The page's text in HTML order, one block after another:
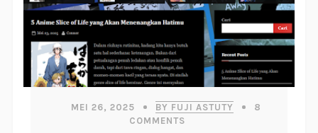
MEI 26, 2025 BY FUJI ASTUTY
8
COMMENTS